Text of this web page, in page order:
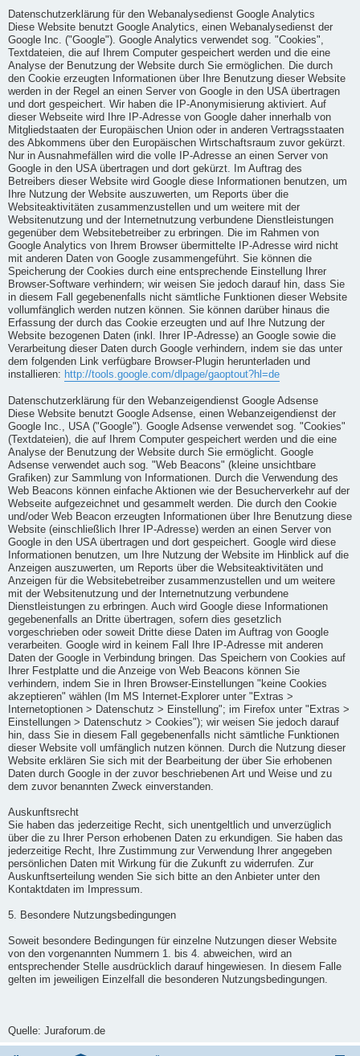
Datenschutzerklärung für den Webanalysedienst Google Analytics
Diese Website benutzt Google Analytics, einen Webanalysedienst der
Google Inc. ("Google"). Google Analytics verwendet sog. "Cookies",
Textdateien, die auf Ihrem Computer gespeichert werden und die eine
Analyse der Benutzung der Website durch Sie ermöglichen. Die durch
den Cookie erzeugten Informationen über Ihre Benutzung dieser Website
werden in der Regel an einen Server von Google in den USA übertragen
und dort gespeichert. Wir haben die IP-Anonymisierung aktiviert. Auf
dieser Webseite wird Ihre IP-Adresse von Google daher innerhalb von
Mitgliedstaaten der Europäischen Union oder in anderen Vertragsstaaten
des Abkommens über den Europäischen Wirtschaftsraum zuvor gekürzt.
Nur in Ausnahmefällen wird die volle IP-Adresse an einen Server von
Google in den USA übertragen und dort gekürzt. Im Auftrag des
Betreibers dieser Website wird Google diese Informationen benutzen, um
Ihre Nutzung der Website auszuwerten, um Reports über die
Websiteaktivitäten zusammenzustellen und um weitere mit der
Websitenutzung und der Internetnutzung verbundene Dienstleistungen
gegenüber dem Websitebetreiber zu erbringen. Die im Rahmen von
Google Analytics von Ihrem Browser übermittelte IP-Adresse wird nicht
mit anderen Daten von Google zusammengeführt. Sie können die
Speicherung der Cookies durch eine entsprechende Einstellung Ihrer
Browser-Software verhindern; wir weisen Sie jedoch darauf hin, dass Sie
in diesem Fall gegebenenfalls nicht sämtliche Funktionen dieser Website
vollumfänglich werden nutzen können. Sie können darüber hinaus die
Erfassung der durch das Cookie erzeugten und auf Ihre Nutzung der
Website bezogenen Daten (inkl. Ihrer IP-Adresse) an Google sowie die
Verarbeitung dieser Daten durch Google verhindern, indem sie das unter
dem folgenden Link verfügbare Browser-Plugin herunterladen und
installieren: http://tools.google.com/dlpage/gaoptout?hl=de
Datenschutzerklärung für den Webanzeigendienst Google Adsense
Diese Website benutzt Google Adsense, einen Webanzeigendienst der
Google Inc., USA ("Google"). Google Adsense verwendet sog. "Cookies"
(Textdateien), die auf Ihrem Computer gespeichert werden und die eine
Analyse der Benutzung der Website durch Sie ermöglicht. Google
Adsense verwendet auch sog. "Web Beacons" (kleine unsichtbare
Grafiken) zur Sammlung von Informationen. Durch die Verwendung des
Web Beacons können einfache Aktionen wie der Besucherverkehr auf der
Webseite aufgezeichnet und gesammelt werden. Die durch den Cookie
und/oder Web Beacon erzeugten Informationen über Ihre Benutzung diese
Website (einschließlich Ihrer IP-Adresse) werden an einen Server von
Google in den USA übertragen und dort gespeichert. Google wird diese
Informationen benutzen, um Ihre Nutzung der Website im Hinblick auf die
Anzeigen auszuwerten, um Reports über die Websiteaktivitäten und
Anzeigen für die Websitebetreiber zusammenzustellen und um weitere
mit der Websitenutzung und der Internetnutzung verbundene
Dienstleistungen zu erbringen. Auch wird Google diese Informationen
gegebenenfalls an Dritte übertragen, sofern dies gesetzlich
vorgeschrieben oder soweit Dritte diese Daten im Auftrag von Google
verarbeiten. Google wird in keinem Fall Ihre IP-Adresse mit anderen
Daten der Google in Verbindung bringen. Das Speichern von Cookies auf
Ihrer Festplatte und die Anzeige von Web Beacons können Sie
verhindern, indem Sie in Ihren Browser-Einstellungen "keine Cookies
akzeptieren" wählen (Im MS Internet-Explorer unter "Extras >
Internetoptionen > Datenschutz > Einstellung"; im Firefox unter "Extras >
Einstellungen > Datenschutz > Cookies"); wir weisen Sie jedoch darauf
hin, dass Sie in diesem Fall gegebenenfalls nicht sämtliche Funktionen
dieser Website voll umfänglich nutzen können. Durch die Nutzung dieser
Website erklären Sie sich mit der Bearbeitung der über Sie erhobenen
Daten durch Google in der zuvor beschriebenen Art und Weise und zu
dem zuvor benannten Zweck einverstanden.
Auskunftsrecht
Sie haben das jederzeitige Recht, sich unentgeltlich und unverzüglich
über die zu Ihrer Person erhobenen Daten zu erkundigen. Sie haben das
jederzeitige Recht, Ihre Zustimmung zur Verwendung Ihrer angegeben
persönlichen Daten mit Wirkung für die Zukunft zu widerrufen. Zur
Auskunftserteilung wenden Sie sich bitte an den Anbieter unter den
Kontaktdaten im Impressum.
5. Besondere Nutzungsbedingungen
Soweit besondere Bedingungen für einzelne Nutzungen dieser Website
von den vorgenannten Nummern 1. bis 4. abweichen, wird an
entsprechender Stelle ausdrücklich darauf hingewiesen. In diesem Falle
gelten im jeweiligen Einzelfall die besonderen Nutzungsbedingungen.
Quelle: Juraforum.de